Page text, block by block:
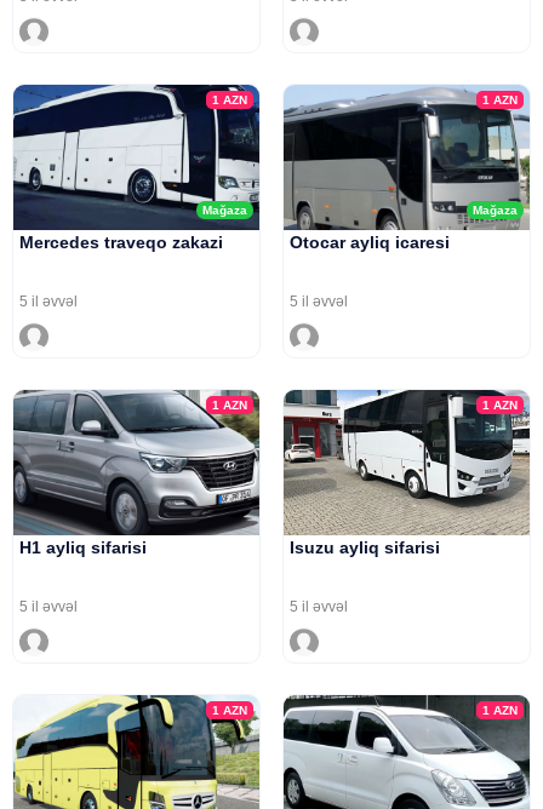
Mağaza
1AZN
Mercedes traveqo zakazi
5 il əvvəl
Mağaza
1 AZN
Otocar ayliq icaresi
5 il əvvəl
1AZN
H1 ayliq sifarisi
5 il əvvəl
1 AZN
Isuzu ayliq sifarisi
5 il əvvəl
1AZN 1 AZN